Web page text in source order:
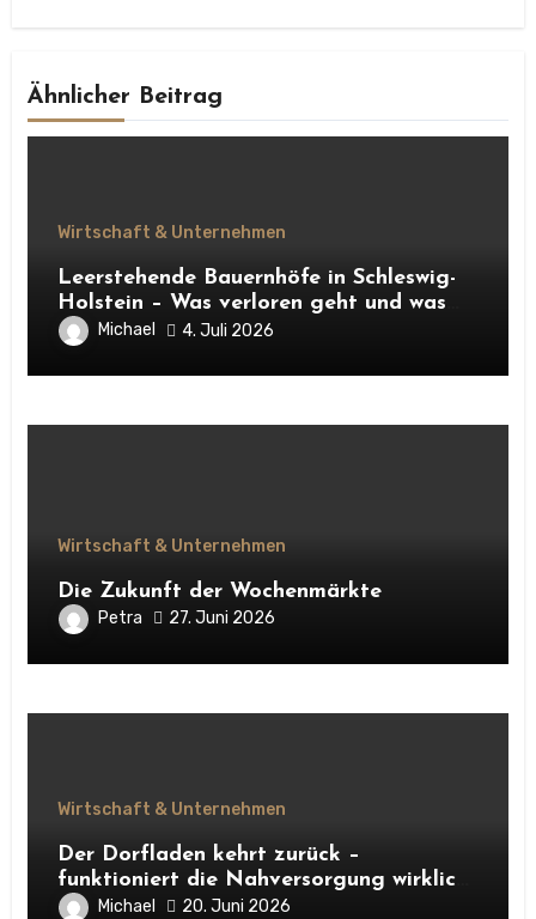
Ähnlicher Beitrag
Wirtschaft & Unternehmen
Leerstehende Bauernhöfe in Schleswig-
Holstein – Was verloren geht und was
daraus entstehen kann
Michael 4. Juli 2026
Wirtschaft & Unternehmen
Die Zukunft der Wochenmärkte
Petra 27. Juni 2026
Wirtschaft & Unternehmen
Der Dorfladen kehrt zurück –
funktioniert die Nahversorgung wirklich
mit den neuen Dorfläden?
Michael 20. Juni 2026